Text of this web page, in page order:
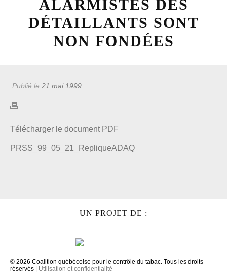
ALARMISTES DES
DÉTAILLANTS SONT
NON FONDÉES
Publié le 21 mai 1999
Télécharger le document PDF
PRSS_99_05_21_RepliqueADAQ
UN PROJET DE :
© 2026 Coalition québécoise pour le contrôle du tabac. Tous les droits
réservés | Utilisation et confidentialité